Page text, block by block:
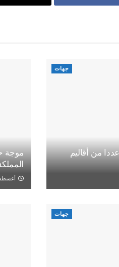
جهات
من أقاليم
موجة
أغسطس 6,
جهات